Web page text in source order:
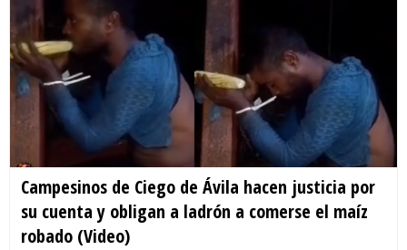
Campesinos de Ciego de Ávila hacen justicia por
su cuenta y obligan a ladrón a comerse el maíz
robado (Video)